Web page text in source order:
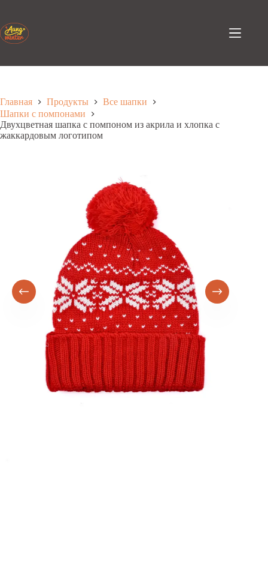
содержанию
Главная Продукты
Все шапки
Шапки с помпонами
Двухцветная шапка с помпоном из акрила и хлопка с
жаккардовым логотипом